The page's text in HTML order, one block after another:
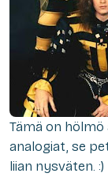
Tämä on
analogiat, se
liian nysväten. :)